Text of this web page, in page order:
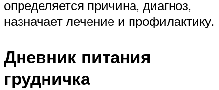
определяется причина, диагноз,
назначает лечение и профилактику.
Дневник питания
грудничка